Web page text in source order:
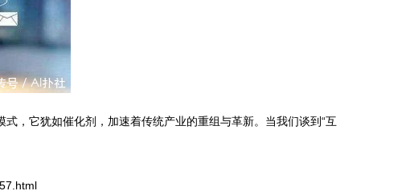
，它犹如催化剂，加速着传统产业的重组与革新。当我们谈到“互